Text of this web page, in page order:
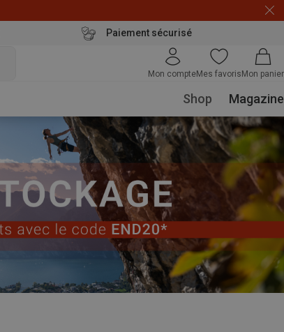
Paiement sécurisé
Mon compteMes favoris Mon panier
Shop Magazine